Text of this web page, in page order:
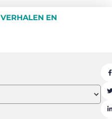
VERHALEN EN